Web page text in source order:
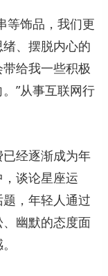
等饰品，我们更
、摆脱内心的
给我一些积极
”从事互联网行
经逐渐成为年
谈论星座运
，年轻人通过
幽默的态度面